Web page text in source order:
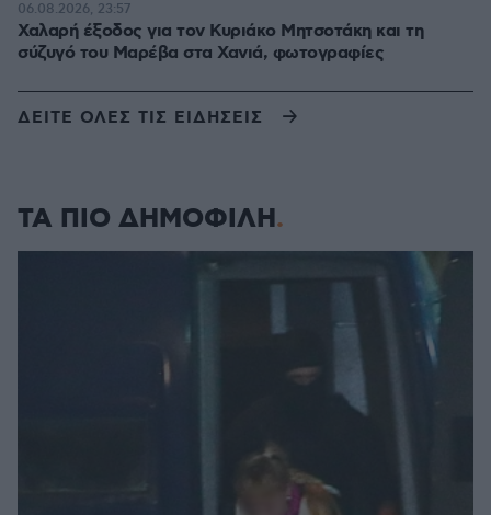
Χαλαρή έξοδος για τον Κυριάκο Μητσοτάκη και τη
σύζυγό του Μαρέβα στα Χανιά, φωτογραφίες
06.08.2026, 23:57
ΔΕΙΤΕ ΟΛΕΣ ΤΙΣ ΕΙΔΗΣΕΙΣ
ΤΑ ΠΙΟ ΔΗΜΟΦΙΛΗ